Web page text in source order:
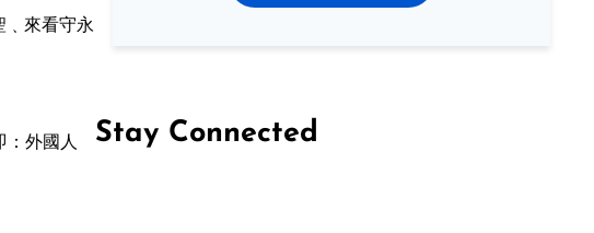
來看守永
：外國人
Stay Connected